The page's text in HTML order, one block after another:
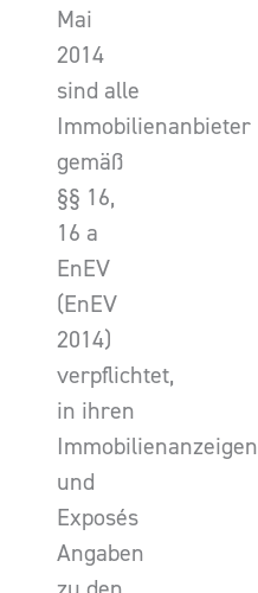
Mai
2014
sind alle
Immobilienanbieter
gemäß
§§ 16,
16 a
EnEV
(EnEV
2014)
verpflichtet,
in ihren
Immobilienanzeigen
und
Exposés
Angaben